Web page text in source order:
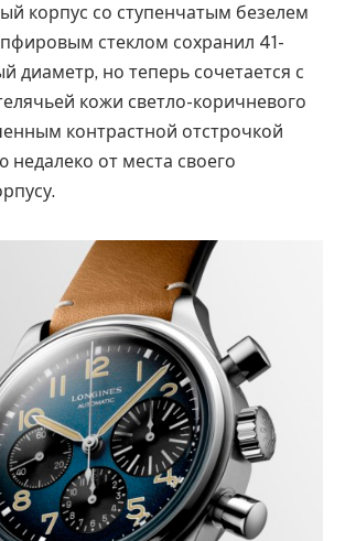
корпус со ступенчатым безелем
стеклом сохранил 41-
диаметр, но теперь сочетается с
кожи светло-коричневого
контрастной отстрочкой
от места своего